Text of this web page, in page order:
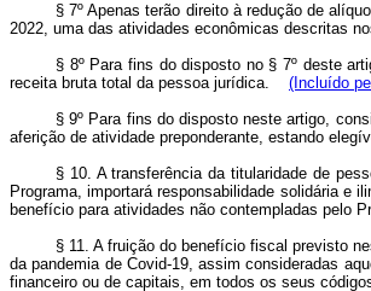
§ 7º Apenas terão direito à redução de
2022, uma das atividades econômicas descritas
§ 8º Para fins do disposto no § 7º deste
receita bruta total da pessoa jurídica. (Incluído
§ 9º Para fins do disposto neste artigo,
aferição de atividade preponderante, estando
§ 10. A transferência da titularidade de
Programa, importará responsabilidade solidária e
benefício para atividades não contempladas pelo
§ 11. A fruição do benefício fiscal previsto
da pandemia de Covid-19, assim consideradas
financeiro ou de capitais, em todos os seus